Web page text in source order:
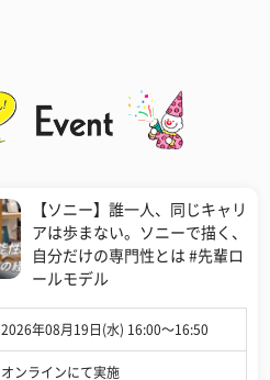
【ソニー】誰一人、同じキャリ
アは歩まない。ソニーで描く、
自分だけの専門性とは #先輩ロ
ールモデル
2026年08月19日(水) 16:00〜16:50
オンラインにて実施